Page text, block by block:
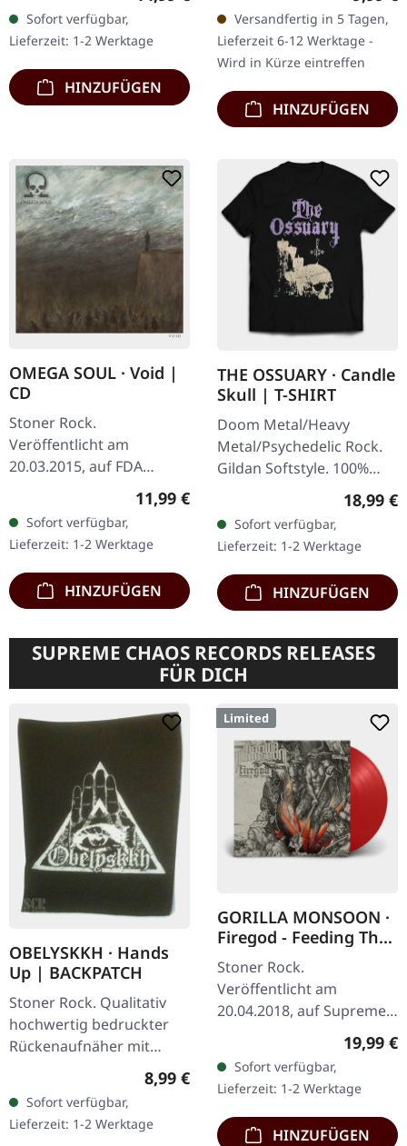
geätzter B-Seite. Limitiert
auf 1500 Exemplare…
Sofort verfügbar,
Lieferzeit: 1-2 Werktage
HINZUFÜGEN
Bonus-Songs. Als Orange
Goblin seinerzeit…
Versandfertig in 5 Tagen,
Lieferzeit 6-12 Werktage -
Wird in Kürze eintreffen
HINZUFÜGEN
OMEGA SOUL · Void |
CD
Stoner Rock.
Veröffentlicht am
20.03.2015, auf FDA
Records. Darkness Inside
5:49 The Infinite Flesh 5:48
Shadows 6:16 A Sinister
Burden 4:42 All My…
Regulärer Preis:
11,99 €
Sofort verfügbar,
Lieferzeit: 1-2 Werktage
HINZUFÜGEN
THE OSSUARY · Candle
Skull | T-SHIRT
Doom Metal/Heavy
Metal/Psychedelic Rock.
Gildan Softstyle. 100%
Baumwolle. Druck auf18,99 €
Sofort verfügbar,
Lieferzeit: 1-2 Werktage
HINZUFÜGEN
SUPREME CHAOS RECORDS RELEASES
FÜR DICH
OBELYSKKH · Hands
Up | BACKPATCH
Stoner Rock. Qualitativ
hochwertig bedruckter
Rückenaufnäher mit
vernähter Kante im Hands
OBELYSKKH Logo. Maß
hochkant: 28 cm Breite…
Regulärer Preis:
8,99 €
Sofort verfügbar,
Lieferzeit: 1-2 Werktage
Limited
GORILLA MONSOON ·
Firegod - Feeding The
Beast | RED LP
Stoner Rock.
Veröffentlicht am
20.04.2018, auf Supreme
Transparent rotes Vinyl,
limitiert auf 200
handnummerierte
Exemplare. · 180g…
19,99 €
Sofort verfügbar,
Lieferzeit: 1-2 Werktage
HINZUFÜGEN